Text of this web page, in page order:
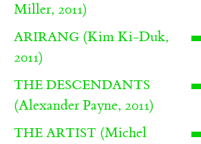
Miller, 2011)
ARIRANG (Kim Ki-Duk,
2011)
THE DESCENDANTS
(Alexander Payne, 2011)
THE ARTIST (Michel